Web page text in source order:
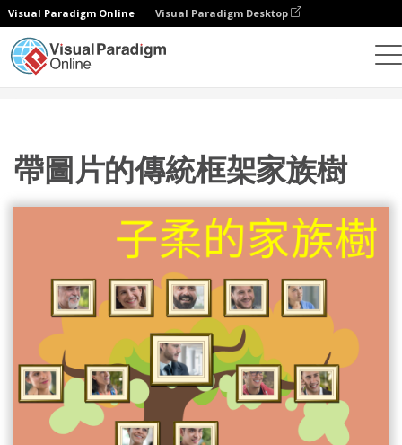
Visual Paradigm Online Visual Paradigm Desktop
帶圖片的傳統框架家族樹